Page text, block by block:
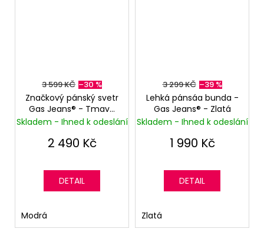
3 599 KČ –30 %
Značkový pánský svetr
Gas Jeans®️ - Tmavě
modrý
Skladem - Ihned k odeslání
2 490 Kč
DETAIL
Modrá
3 299 KČ –39 %
Lehká pánsáa bunda -
Gas Jeans®️ - Zlatá
Skladem - Ihned k odeslání
1 990 Kč
DETAIL
Zlatá